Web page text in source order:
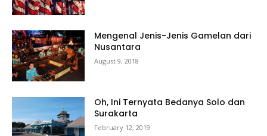
Mengenal Jenis-Jenis Gamelan dari
Nusantara
August 9, 2018
Oh, Ini Ternyata Bedanya Solo dan
Surakarta
February 12, 2019